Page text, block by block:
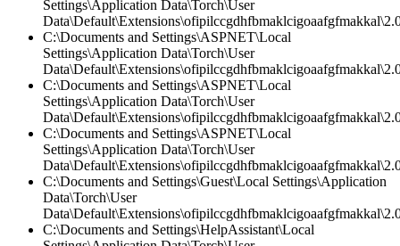
Settings\Application Data\Torch\User
C:\Documents and Settings\ASPNET\Local
Settings\Application Data\Torch\User
C:\Documents and Settings\ASPNET\Local
Settings\Application Data\Torch\User
C:\Documents and Settings\ASPNET\Local
Settings\Application Data\Torch\User
C:\Documents and Settings\Guest\Local Settings\Application
Data\Torch\User
C:\Documents and Settings\HelpAssistant\Local